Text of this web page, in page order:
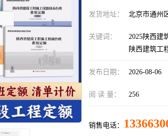
发货地址： 北京市通州
关键词：
2025陕西建
陕西建筑工
发布日期： 2026-08-06
阅 读 量： 256
销售电话：